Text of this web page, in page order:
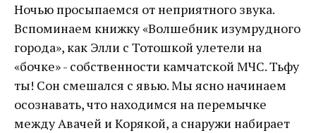
Ночью просыпаемся от неприятного звука.
Вспоминаем книжку «Волшебник изумрудного
города», как Элли с Тотошкой улетели на
«бочке» - собственности камчатской МЧС. Тьфу
ты! Сон смешался с явью. Мы ясно начинаем
осознавать, что находимся на перемычке
между Авачей и Корякой, а снаружи набирает